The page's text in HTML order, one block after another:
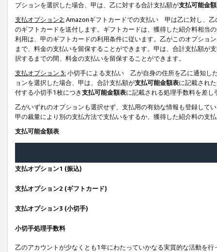
プションを選択した場合、甲は、乙に対する合計支払額が支払可能金
支払オプション2: Amazonギフトカードでの支払い 甲は乙に対し、乙
のギフトカードを送付します。ギフトカードは、獲得した紹介料相当
利用は、甲のギフトカードの利用条件に従います。乙がこのオプショ
まで、料金の支払いを留保することができます。甲は、合計支払額が
択するまでの間、料金の支払いを留保することができます。
支払オプション 3: 小切手による支払い 乙が自身の住所を乙に通知し
ョンを選択した場合、甲は、合計支払額が支払可能金額表に記載され
付する小切手1枚につき支払可能金額表に記載される処理手数料を差し
乙がいずれのオプションも選択せず、支払用の有効な情報も登録して
甲の裁量により別の支払方法で支払いをするか、獲得した紹介料の支
支払可能金額表
支払オプション1 (振込)
支払オプション2 (ギフトカード)
支払オプション3 (小切手)
小切手処理手数料
乙のアカウントが少なくとも1年にわたっていかなる実質的な活動を